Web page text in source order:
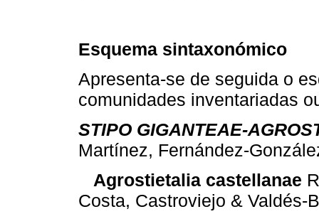
Esquema sintaxonómico
Apresenta-se de seguida o
comunidades inventariadas
STIPO GIGANTEAE-
Martínez, Fernández-
Agrostietalia castellanae
Costa, Castroviejo & Valdés-